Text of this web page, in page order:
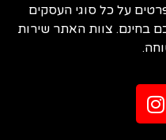
על כל סוגי העסקים
בחינם. צוות האתר שירות